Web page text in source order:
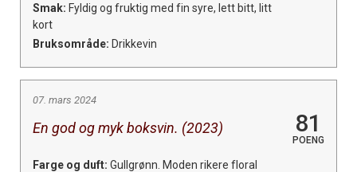
Smak: Fyldig og fruktig med fin syre, lett bitt, litt
kort
Bruksområde: Drikkevin
07. mars 2024
En god og myk boksvin. (2023) 81
POENG
Farge og duft: Gullgrønn. Moden rikere floral